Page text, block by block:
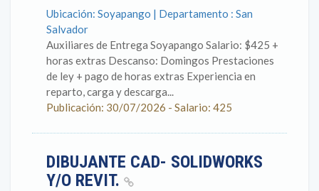
Ubicación: Soyapango | Departamento : San
Salvador
Auxiliares de Entrega Soyapango Salario: $425 +
horas extras Descanso: Domingos Prestaciones
de ley + pago de horas extras Experiencia en
reparto, carga y descarga...
Publicación: 30/07/2026 - Salario: 425
DIBUJANTE CAD- SOLIDWORKS
Y/O REVIT.